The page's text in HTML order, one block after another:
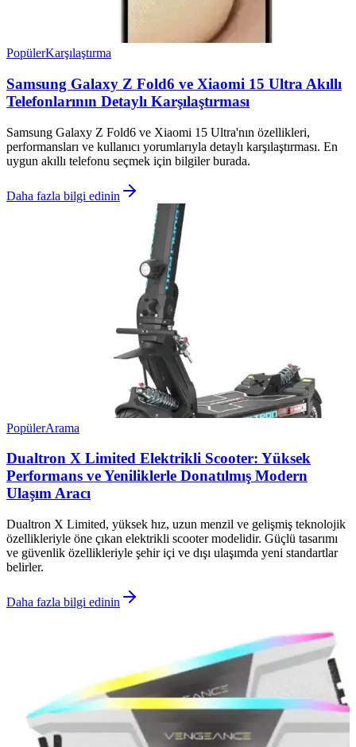
PopülerKarşılaştırma
Samsung Galaxy Z Fold6 ve Xiaomi 15 Ultra Akıllı
Telefonlarının Detaylı Karşılaştırması
Samsung Galaxy Z Fold6 ve Xiaomi 15 Ultra'nın özellikleri,
performansları ve kullanıcı yorumlarıyla detaylı karşılaştırması. En
uygun akıllı telefonu seçmek için bilgiler burada.
Daha fazla bilgi edinin
PopülerArama
Dualtron X Limited Elektrikli Scooter: Yüksek
Performans ve Yeniliklerle Donatılmış Modern
Ulaşım Aracı
Dualtron X Limited, yüksek hız, uzun menzil ve gelişmiş teknolojik
özellikleriyle öne çıkan elektrikli scooter modelidir. Güçlü tasarımı
ve güvenlik özellikleriyle şehir içi ve dışı ulaşımda yeni standartlar
belirler.
Daha fazla bilgi edinin